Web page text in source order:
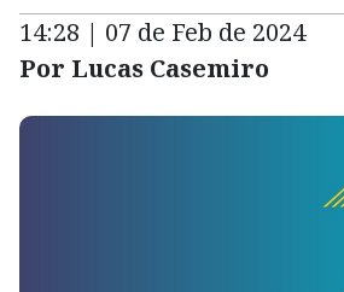
14:28 | 07 de Feb de 2024
Por Lucas Casemiro